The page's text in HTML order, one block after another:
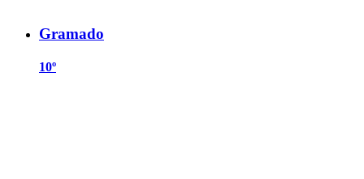
Gramado
10º